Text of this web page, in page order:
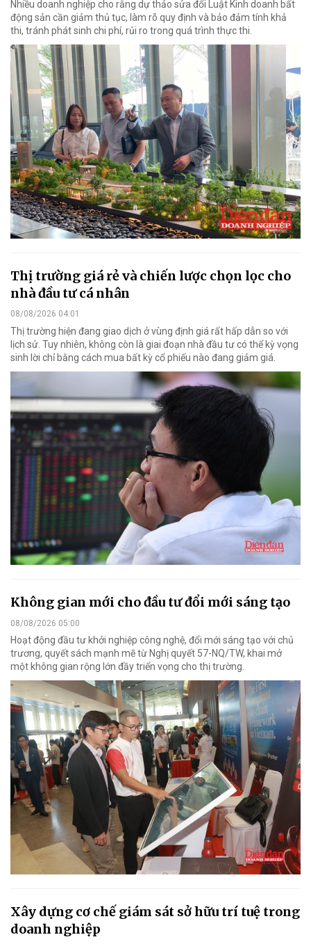
Nhiều doanh nghiệp cho rằng dự thảo sửa đổi Luật Kinh doanh bất
động sản cần giảm thủ tục, làm rõ quy định và bảo đảm tính khả
thi, tránh phát sinh chi phí, rủi ro trong quá trình thực thi.
Thị trường giá rẻ và chiến lược chọn lọc cho
nhà đầu tư cá nhân
08/08/2026 04:01
Thị trường hiện đang giao dịch ở vùng định giá rất hấp dẫn so với
lịch sử. Tuy nhiên, không còn là giai đoạn nhà đầu tư có thể kỳ vọng
sinh lời chỉ bằng cách mua bất kỳ cổ phiếu nào đang giảm giá.
Không gian mới cho đầu tư đổi mới sáng tạo
08/08/2026 05:00
Hoạt động đầu tư khởi nghiệp công nghệ, đổi mới sáng tạo với chủ
trương, quyết sách mạnh mẽ từ Nghị quyết 57-NQ/TW, khai mở
một không gian rộng lớn đầy triển vọng cho thị trường.
Xây dựng cơ chế giám sát sở hữu trí tuệ trong
doanh nghiệp